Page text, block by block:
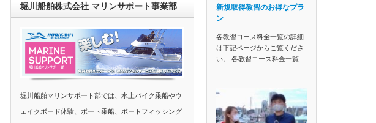
堀川船舶株式会社 マリンサポート事業部
堀川船舶マリンサポート部では、水上バイク乗船やウ
ェイクボード体験、ボート乗船、ボートフィッシング
新規取得教習のお得なプラ
ン
各教習コース料金一覧の詳細
は下記ページからご覧くださ
い。 各教習コース料金一覧